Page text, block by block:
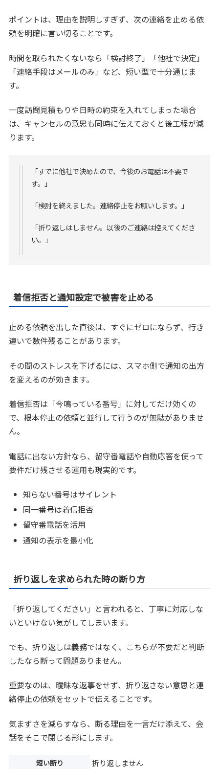
ポイントは、理由を説明しすぎず、次の連絡を止める依
頼を明確に言い切ることです。
時間を取られたくないなら「検討終了」「他社で決定」
「連絡手段はメールのみ」など、短い型で十分通じま
す。
一度訪問見積もりや日時の約束を入れてしまった場合
は、キャンセルの意思も同時に伝えておくと後工程が減
ります。
「すでに他社で決めたので、今後のお電話は不要で
す。」
「検討を終えました。連絡停止をお願いします。」
「折り返しはしません。以後のご連絡は控えてくださ
い。」
着信拒否と通知設定で被害を止める
止める依頼を出した直後は、すぐにゼロにならず、行き
違いで数件残ることがあります。
その間のストレスを下げるには、スマホ側で通知の出方
を変えるのが効きます。
着信拒否は「今鳴っている番号」に対してだけ効くの
で、根本停止の依頼と並行して行うのが無駄がありませ
ん。
電話に出ない方針なら、留守番電話や自動応答を使って
要件だけ残させる運用も現実的です。
知らない番号はサイレント
同一番号は着信拒否
留守番電話を活用
通知の表示を最小化
折り返しを求められた時の断り方
「折り返してください」と言われると、丁寧に対応しな
いといけない気がしてしまいます。
でも、折り返しは義務ではなく、こちらが不要だと判断
したなら断って問題ありません。
重要なのは、曖昧な返事をせず、折り返さない意思と連
絡停止の依頼をセットで伝えることです。
気まずさを減らすなら、断る理由を一言だけ添えて、会
話をそこで閉じる形にします。
短い断り 折り返しません